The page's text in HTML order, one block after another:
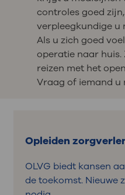
controles goed
verpleegkundige u
Als u zich goed
operatie naar
reizen met het
Vraag of iemand u
Opleiden
OLVG biedt kansen
de toekomst. Nieuwe